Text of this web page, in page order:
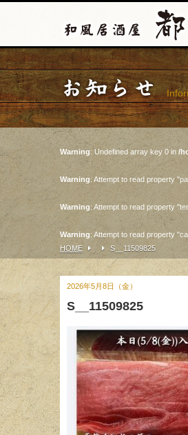
お知らせ
Warning: Undefined array key 0 in /
Warning: Attempt to read property
Warning: Attempt to read property
Warning: Attempt to read property
HOME
S__11509825
2026年5月8日（金）
S__11509825